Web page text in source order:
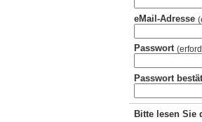
eMail-Adresse
Passwort
Passwort
Bitte lesen Sie